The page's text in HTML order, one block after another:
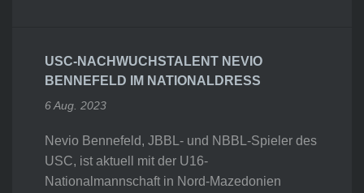
USC-NACHWUCHSTALENT NEVIO
BENNEFELD IM NATIONALDRESS
6 Aug. 2023
Nevio Bennefeld, JBBL- und NBBL-Spieler des
USC, ist aktuell mit der U16-
Nationalmannschaft in Nord-Mazedonien